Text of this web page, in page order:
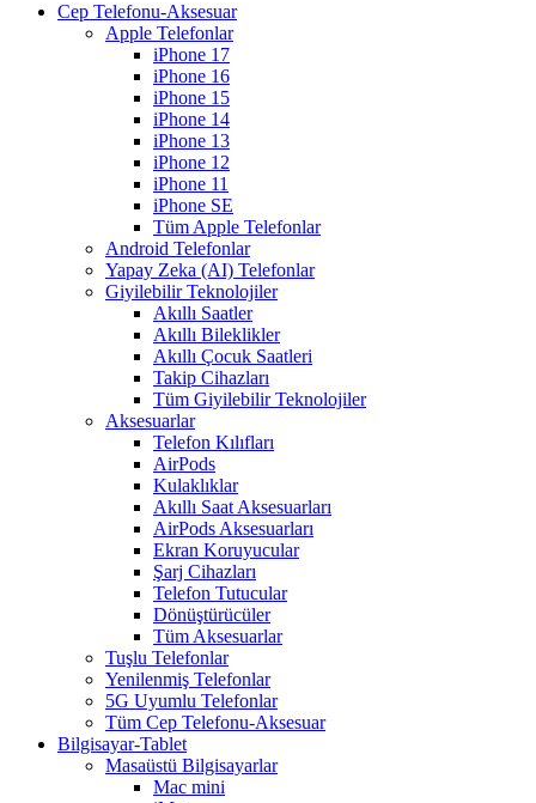
Cep Telefonu-Aksesuar
Apple Telefonlar
iPhone 17
iPhone 16
iPhone 15
iPhone 14
iPhone 13
iPhone 12
iPhone 11
iPhone SE
Tüm Apple Telefonlar
Android Telefonlar
Yapay Zeka (AI) Telefonlar
Giyilebilir Teknolojiler
Akıllı Saatler
Akıllı Bileklikler
Akıllı Çocuk Saatleri
Takip Cihazları
Tüm Giyilebilir Teknolojiler
Aksesuarlar
Telefon Kılıfları
AirPods
Kulaklıklar
Akıllı Saat Aksesuarları
AirPods Aksesuarları
Ekran Koruyucular
Şarj Cihazları
Telefon Tutucular
Dönüştürücüler
Tüm Aksesuarlar
Tuşlu Telefonlar
Yenilenmiş Telefonlar
5G Uyumlu Telefonlar
Tüm Cep Telefonu-Aksesuar
Bilgisayar-Tablet
Masaüstü Bilgisayarlar
Mac mini